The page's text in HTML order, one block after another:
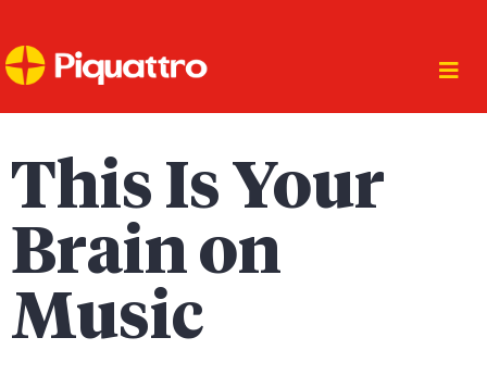
This Is Your
Brain on
Music